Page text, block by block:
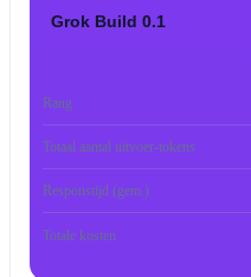
Grok Build 0.1
Rang
Totaal aantal uitvoer-tokens
Responstijd (gem.)
Totale kosten